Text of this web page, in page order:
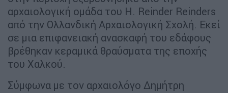
αρχαιολογική ομάδα του Η. Reinder Reinders
από την Ολλανδική Αρχαιολογική Σχολή. Εκεί
σε μια επιφανειακή ανασκαφή του εδάφους
βρέθηκαν κεραμικά θραύσματα της εποχής
του Χαλκού.
Σύμφωνα με τον αρχαιολόγο Δημήτρη